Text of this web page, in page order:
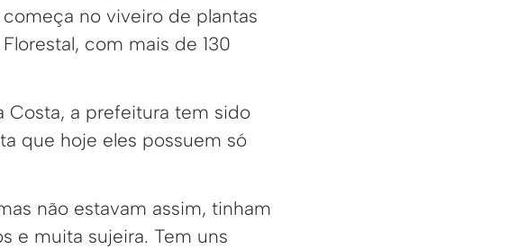
no viveiro de plantas
com mais de 130
Costa, a prefeitura tem sido
que hoje eles possuem só
não estavam assim, tinham
e muita sujeira. Tem uns